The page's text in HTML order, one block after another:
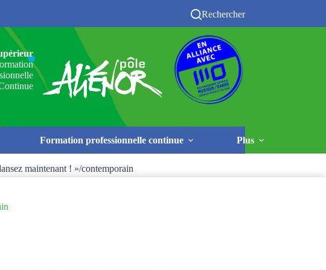
Rechercher
Formation professionnelle continue Plus
maintenant ! »/contemporain